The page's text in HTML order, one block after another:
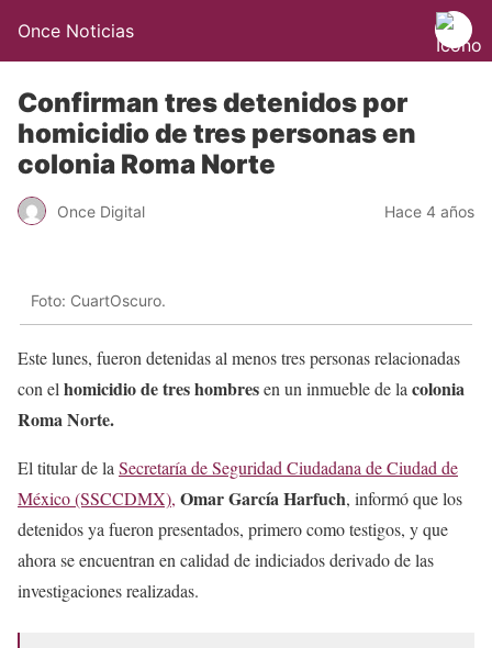
Once Noticias
Confirman tres detenidos por
homicidio de tres personas en
colonia Roma Norte
Once Digital Hace 4 años
Foto: CuartOscuro.
Este lunes, fueron detenidas al menos tres personas relacionadas
con el homicidio de tres hombresen un inmueble de la colonia
Roma Norte.
El titular de la Secretaría de Seguridad Ciudadana de Ciudad de
México (SSCCDMX), Omar García Harfuch, informó que los
detenidos ya fueron presentados, primero como testigos, y que
ahora se encuentran en calidad de indiciados derivado de las
investigaciones realizadas.